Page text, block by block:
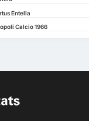
Entella
Calcio 1966